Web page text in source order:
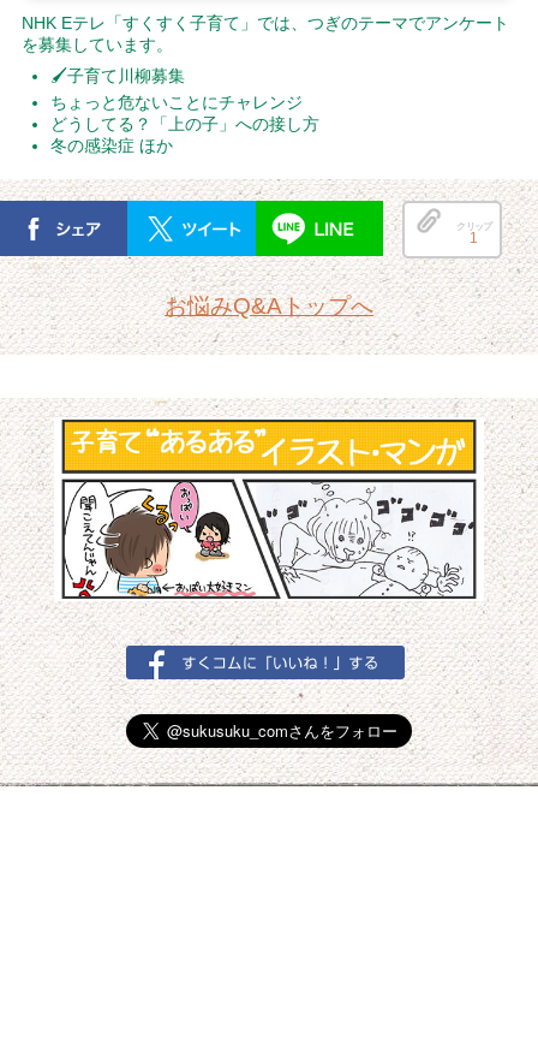
NHK Eテレ「すくすく子育て」では、つぎのテーマでアンケート
を募集しています。
🖌子育て川柳募集
ちょっと危ないことにチャレンジ
どうしてる？「上の子」への接し方
冬の感染症 ほか
クリップ
1
お悩みQ&Aトップへ